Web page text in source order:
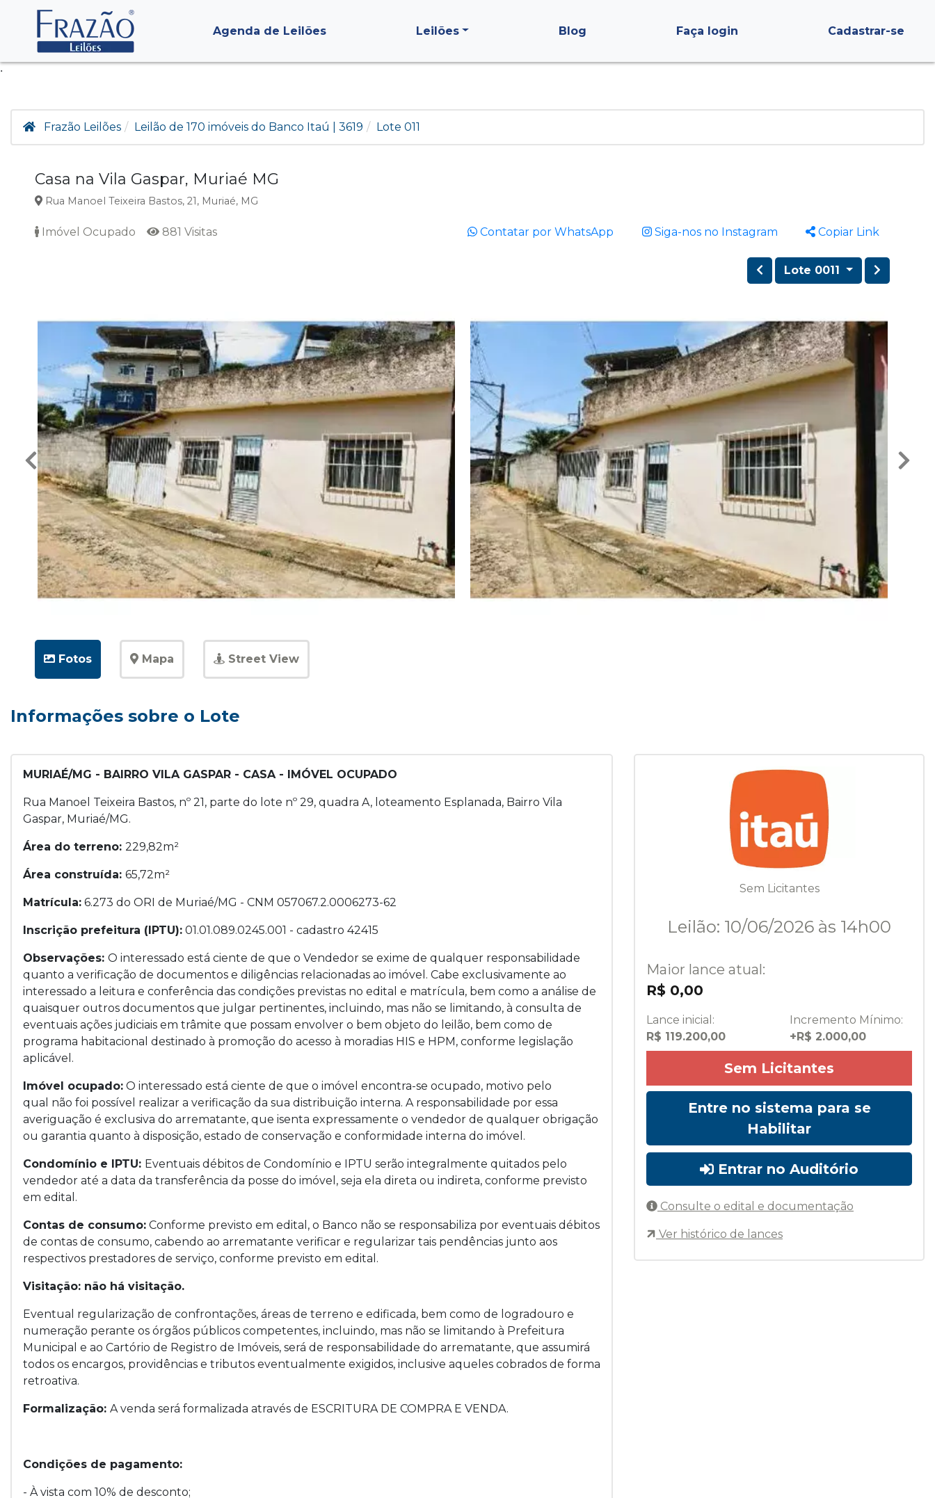
.
Agenda de Leilões Leilões Blog Faça login Cadastrar-se
Frazão Leilões Leilão de 170 imóveis do Banco Itaú | 3619 Lote 011
Casa na Vila Gaspar, Muriaé MG
Rua Manoel Teixeira Bastos, 21, Muriaé, MG
Imóvel Ocupado 881 Visitas Contatar por WhatsApp Siga-nos no Instagram Copiar Link
Lote 0011
Fotos Mapa Street View
Informações sobre o Lote
MURIAÉ/MG - BAIRRO VILA GASPAR - CASA - IMÓVEL OCUPADO
Rua Manoel Teixeira Bastos, nº 21, parte do lote nº 29, quadra A, loteamento Esplanada, Bairro Vila
Gaspar, Muriaé/MG.
Área do terreno: 229,82m²
Área construída: 65,72m²
Matrícula: 6.273 do ORI de Muriaé/MG - CNM 057067.2.0006273-62
Inscrição prefeitura (IPTU): 01.01.089.0245.001 - cadastro 42415
Observações: O interessado está ciente de que o Vendedor se exime de qualquer responsabilidade
quanto a verificação de documentos e diligências relacionadas ao imóvel. Cabe exclusivamente ao
interessado a leitura e conferência das condições previstas no edital e matrícula, bem como a análise de
quaisquer outros documentos que julgar pertinentes, incluindo, mas não se limitando, à consulta de
eventuais ações judiciais em trâmite que possam envolver o bem objeto do leilão, bem como de
programa habitacional destinado à promoção do acesso à moradias HIS e HPM, conforme legislação
aplicável.
Imóvel ocupado: O interessado está ciente de que o imóvel encontra-se ocupado, motivo pelo
qual não foi possível realizar a verificação da sua distribuição interna. A responsabilidade por essa
averiguação é exclusiva do arrematante, que isenta expressamente o vendedor de qualquer obrigação
ou garantia quanto à disposição, estado de conservação e conformidade interna do imóvel.
Condomínio e IPTU: Eventuais débitos de Condomínio e IPTU serão integralmente quitados pelo
vendedor até a data da transferência da posse do imóvel, seja ela direta ou indireta, conforme previsto
em edital.
Contas de consumo: Conforme previsto em edital, o Banco não se responsabiliza por eventuais débitos
de contas de consumo, cabendo ao arrematante verificar e regularizar tais pendências junto aos
respectivos prestadores de serviço, conforme previsto em edital.
Visitação: não há visitação.
Eventual regularização de confrontações, áreas de terreno e edificada, bem como de logradouro e
numeração perante os órgãos públicos competentes, incluindo, mas não se limitando à Prefeitura
Municipal e ao Cartório de Registro de Imóveis, será de responsabilidade do arrematante, que assumirá
todos os encargos, providências e tributos eventualmente exigidos, inclusive aqueles cobrados de forma
retroativa.
Formalização: A venda será formalizada através de ESCRITURA DE COMPRA E VENDA.
Condições de pagamento:
- À vista com 10% de desconto;
Sem Licitantes
Leilão: 10/06/2026 às 14h00
Maior lance atual:
R$ 0,00
Lance inicial:
R$ 119.200,00
Incremento Mínimo:
+R$ 2.000,00
Sem Licitantes
Entre no sistema para se
Habilitar
Entrar no Auditório
Consulte o edital e documentação
Ver histórico de lances